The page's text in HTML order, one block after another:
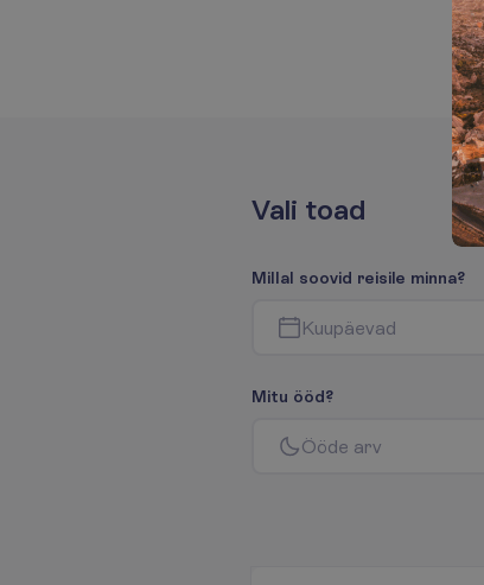
Vali toad
Millal soovid reisile minna?
Kuupäevad
Mitu ööd?
Ööde arv